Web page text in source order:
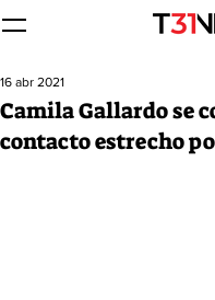
Camila Gallardo se
contacto estrecho
16 abr 2021